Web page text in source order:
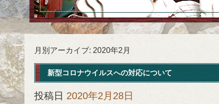
月別アーカイブ: 2020年2月
新型コロナウイルスへの対応について
投稿日 2020年2月28日